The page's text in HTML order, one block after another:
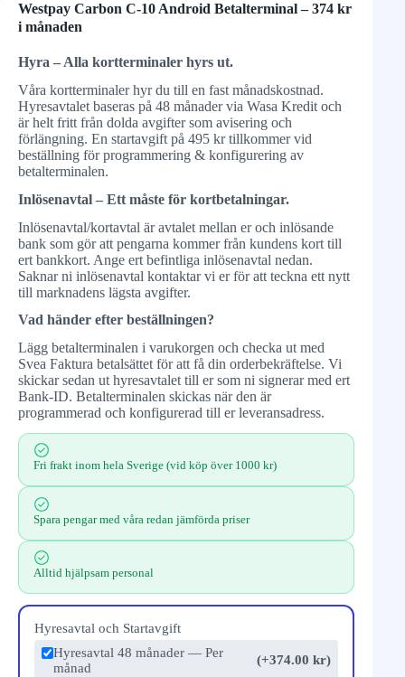
Westpay Carbon C-10 Android Betalterminal – 374 kr
i månaden
Hyra – Alla kortterminaler hyrs ut.
Våra kortterminaler hyr du till en fast månadskostnad.
Hyresavtalet baseras på 48 månader via Wasa Kredit och
är helt fritt från dolda avgifter som avisering och
förlängning. En startavgift på 495 kr tillkommer vid
beställning för programmering & konfigurering av
betalterminalen.
Inlösenavtal – Ett måste för kortbetalningar.
Inlösenavtal/kortavtal är avtalet mellan er och inlösande
bank som gör att pengarna kommer från kundens kort till
ert bankkort. Ange ert befintliga inlösenavtal nedan.
Saknar ni inlösenavtal kontaktar vi er för att teckna ett nytt
till marknadens lägsta avgifter.
Vad händer efter beställningen?
Lägg betalterminalen i varukorgen och checka ut med
Svea Faktura betalsättet för att få din orderbekräftelse. Vi
skickar sedan ut hyresavtalet till er som ni signerar med ert
Bank-ID. Betalterminalen skickas när den är
programmerad och konfigurerad till er leveransadress.
Fri frakt inom hela Sverige (vid köp över 1000 kr)
Spara pengar med våra redan jämförda priser
Alltid hjälpsam personal
Hyresavtal och Startavgift
Hyresavtal 48 månader — Per
månad
(+374.00 kr)